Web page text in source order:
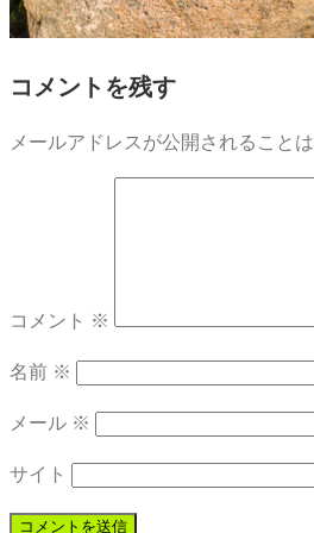
コメントを残す
メールアドレスが公開されることは
コメント ※
名前 ※
メール ※
サイト